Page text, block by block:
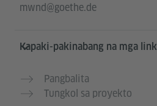
mwnd@goethe.de
Kapaki-pakinabang na mga link
Pangbalita
Tungkol sa proyekto